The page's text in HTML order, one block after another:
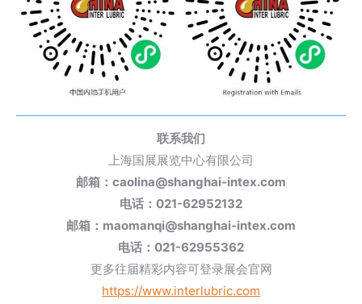
联系我们
上海国展展览中心有限公司
邮箱：caolina@shanghai-intex.com
电话：021-62952132
邮箱：maomanqi@shanghai-intex.com
电话：021-62955362
更多往届精彩内容可登录展会官网
https://www.interlubric.com